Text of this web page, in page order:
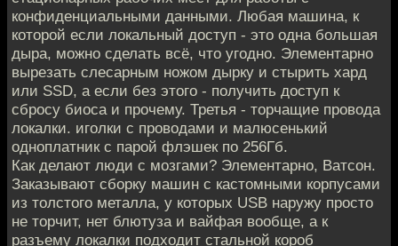
конфиденциальными данными. Любая машина, к
которой если локальный доступ - это одна большая
дыра, можно сделать всё, что угодно. Элементарно
вырезать слесарным ножом дырку и стырить хард
или SSD, а если без этого - получить доступ к
сбросу биоса и прочему. Третья - торчащие провода
локалки. иголки с проводами и малюсенький
одноплатник с парой флэшек по 256Гб.
Как делают люди с мозгами? Элементарно, Ватсон.
Заказывают сборку машин с кастомными корпусами
из толстого металла, у которых USB наружу просто
не торчит, нет блютуза и вайфая вообще, а к
разъему локалки подходит стальной короб